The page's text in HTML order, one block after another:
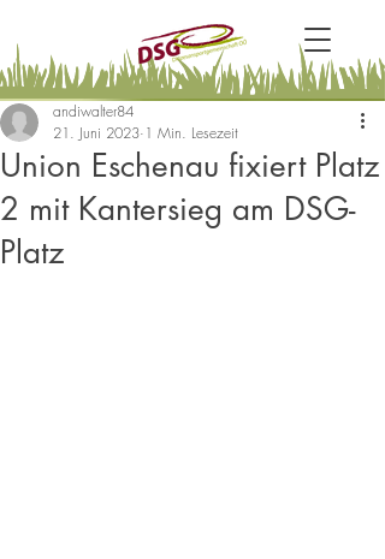
Union Eschenau fixiert Platz
2 mit Kantersieg am DSG-
Platz
andiwalter84
21. Juni 2023 1 Min. Lesezeit